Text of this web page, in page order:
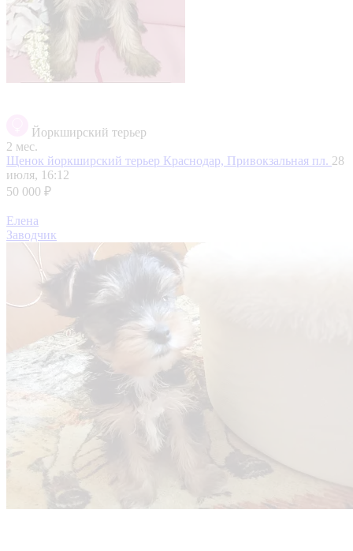
Йоркширский терьер
2 мес.
Щенок йоркширский терьер Краснодар, Привокзальная пл. 28
июля, 16:12
50 000 ₽
Елена
Заводчик